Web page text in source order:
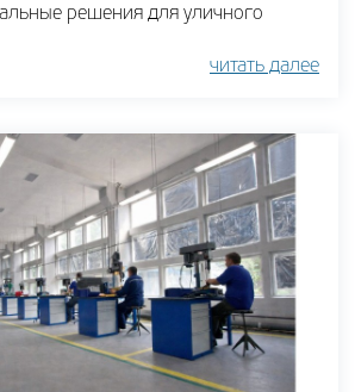
решения для уличного
читать далее